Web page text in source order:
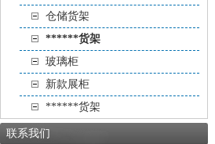
仓储货架
******货架
玻璃柜
新款展柜
******货架
联系我们